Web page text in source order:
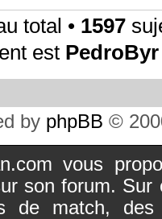
total • 1597
est PedroByr
by phpBB ©
vous
son forum.
de match, des